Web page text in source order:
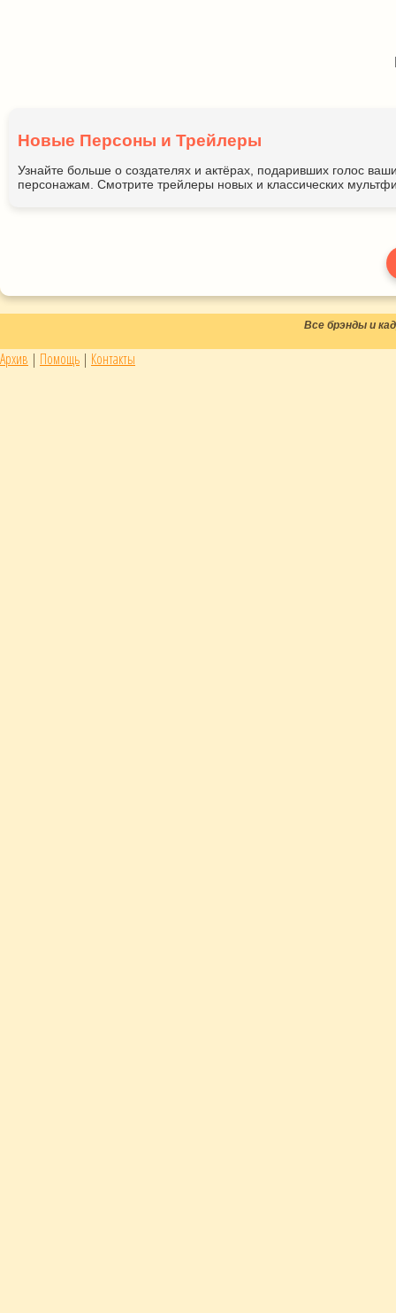
Новые Персоны и Трейлеры
Узнайте больше о создателях и актёрах, подаривших голос
персонажам. Смотрите трейлеры новых и классических
Все брэнды и
Архив | Помощь | Контакты